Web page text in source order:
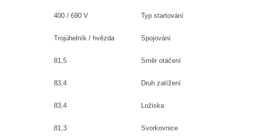
400 / 690 V
Trojúhelník / hvězda
81,5
83,4
83,4
81,3
Typ startování
Spojování
Směr otáčení
Druh zatížení
Ložiska
Svorkovnice